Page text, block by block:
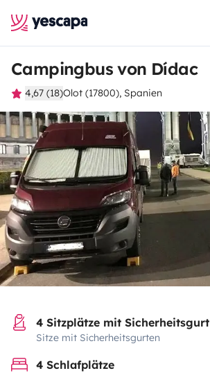
Campingbus von Dídac
4,67 (18)Olot (17800), Spanien
4 Sitzplätze mit Sicherheitsgurt
Sitze mit Sicherheitsgurten
4 Schlafplätze